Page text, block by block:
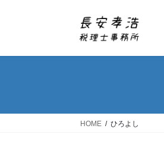
HOME ひろよし